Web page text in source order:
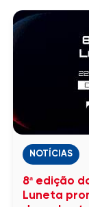
NOTÍCIAS
8ª edição
Luneta